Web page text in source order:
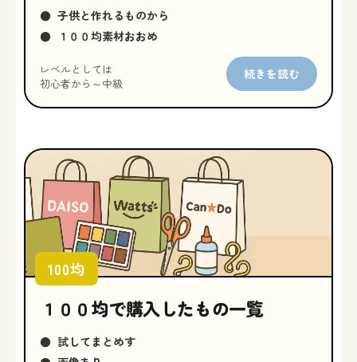
● 子供と作れるものから
●
１００均素材おおめ
レベルとしては
初心者から～中級
続きを読む
100均
１００均で購入したもの一覧
● 試してまとめす